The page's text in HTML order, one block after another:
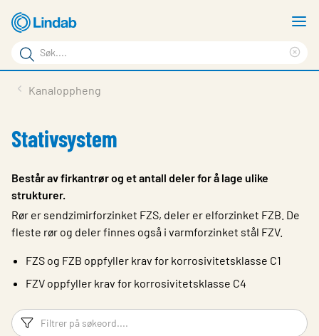
hovedinnhold
Søkeord
Søk
på
Last ned
Om Lindab
Bærekraft
Kontakt oss
Logg inn
Choose languge
Kanaloppheng
Stativsystem
Består av firkantrør og et antall deler for å lage ulike
strukturer.
Rør er sendzimirforzinket FZS, deler er elforzinket FZB. De
fleste rør og deler finnes også i varmforzinket stål FZV.
FZS og FZB oppfyller krav for korrosivitetsklasse C1
FZV oppfyller krav for korrosivitetsklasse C4
Filtreringsord